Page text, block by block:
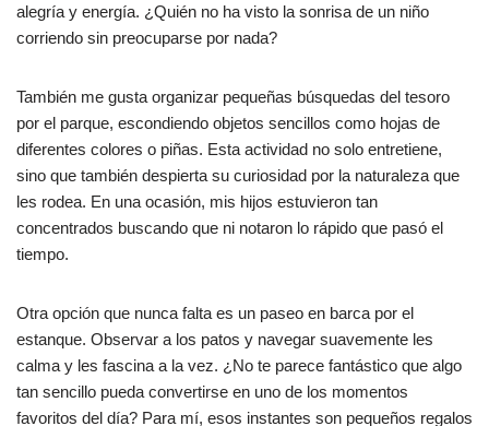
alegría y energía. ¿Quién no ha visto la sonrisa de un niño
corriendo sin preocuparse por nada?
También me gusta organizar pequeñas búsquedas del tesoro
por el parque, escondiendo objetos sencillos como hojas de
diferentes colores o piñas. Esta actividad no solo entretiene,
sino que también despierta su curiosidad por la naturaleza que
les rodea. En una ocasión, mis hijos estuvieron tan
concentrados buscando que ni notaron lo rápido que pasó el
tiempo.
Otra opción que nunca falta es un paseo en barca por el
estanque. Observar a los patos y navegar suavemente les
calma y les fascina a la vez. ¿No te parece fantástico que algo
tan sencillo pueda convertirse en uno de los momentos
favoritos del día? Para mí, esos instantes son pequeños regalos